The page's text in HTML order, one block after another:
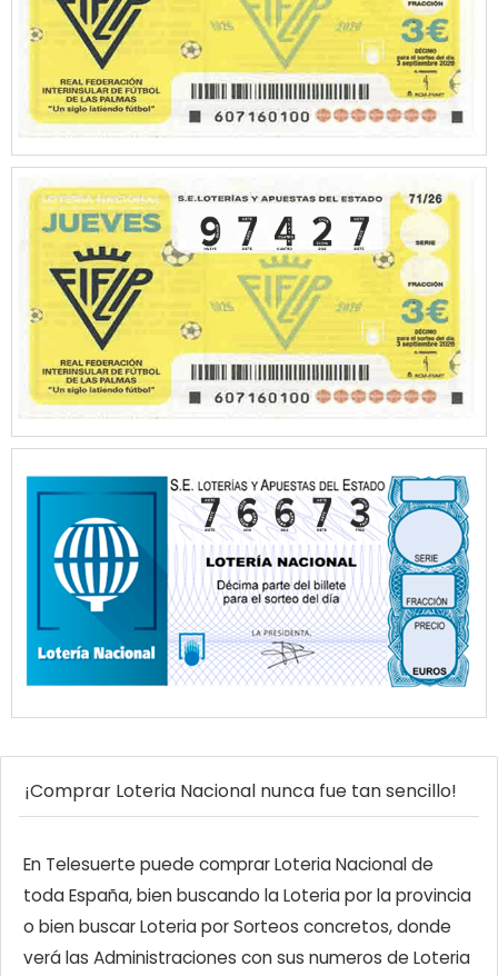
¡Comprar Loteria Nacional nunca fue tan sencillo!
En Telesuerte puede comprar Loteria Nacional de
toda España, bien buscando la Loteria por la provincia
o bien buscar Loteria por Sorteos concretos, donde
verá las Administraciones con sus numeros de Loteria